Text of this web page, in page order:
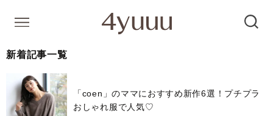
新着記事一覧
「coen」のママにおすすめ新作6選！プチプラ
おしゃれ服で人気♡